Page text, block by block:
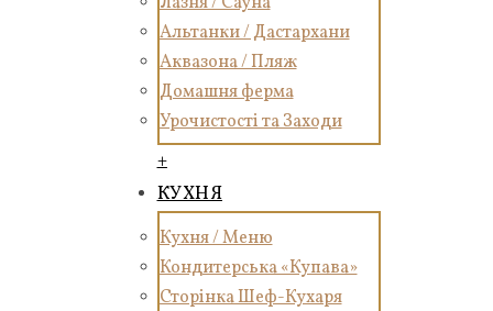
Альтанки / Дастархани
Аквазона / Пляж
Домашня ферма
Урочистості та Заходи
+
КУХНЯ
Кухня / Меню
Кондитерська «Купава»
Сторінка Шеф-Кухаря